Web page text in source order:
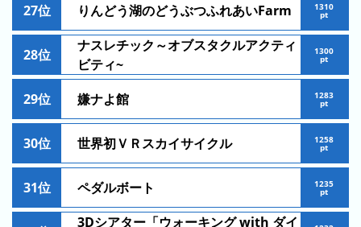
ラ
ン
キ
ン
グ
今
月
の
ラ
ン
キ
27位 りんどう湖のどうぶつふれあいFarm 1310
pt
28位
ナスレチック～オブスタクルアクティ
ビティ~
1300
pt
29位 嫌ナよ館 1283
pt
30位 世界初ＶＲスカイサイクル 1258
pt
31位 ペダルボート 1235
pt
3Dシアター「ウォーキング with ダイ